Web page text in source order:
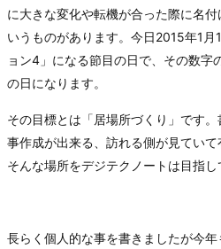
に大きな変化や転機が合った際に名
いうものがあります。今日2015年1
ョン4」になる節目の日で、その数字
の日になります。
その目標とは「居場所づくり」です
事作成が出来る、訪れる側が見ていて
そんな場所をデジテクノートは目指し
長らく個人的な事を書きましたが今